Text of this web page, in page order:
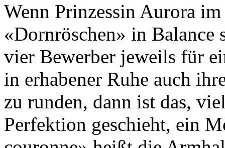
Wenn Prinzessin Aurora
«Dornröschen» in Balance
vier Bewerber jeweils für
in erhabener Ruhe­ auch
zu runden, dann ist das,
Perfektion geschieht, ein